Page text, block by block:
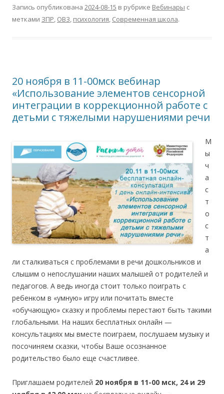
Запись опубликована 2024-08-15 в рубрике Вебинары с
метками ЗПР, ОВЗ, психология, Современная школа.
20 ноября в 11-00мск вебинар
«Использование элементов сенсорной
интеграции в коррекционной работе с
детьми с тяжелыми нарушениями речи
М
ы
ч
а
с
т
о
с
т
а
ли сталкиваться с проблемами в речи дошкольников и
слышим о непослушании наших малышей от родителей и
педагогов. А ведь иногда стоит только поиграть с
ребенком в «умную» игру или почитать вместе
«обучающую» сказку и проблемы перестают быть такими
глобальными. На наших бесплатных онлайн —
консультациях мы вместе поиграем, послушаем музыку и
посочиняем сказки, чтобы Ваше осознанное
родительство было еще счастливее.
Приглашаем родителей 20 ноября в 11-00 мск, 24 и 29